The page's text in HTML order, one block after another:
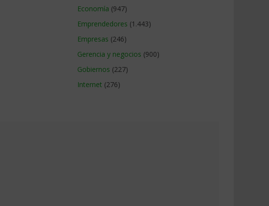
Economía (947)
Emprendedores (1.443)
Empresas (246)
Gerencia y negocios (900)
Gobiernos (227)
Internet (276)